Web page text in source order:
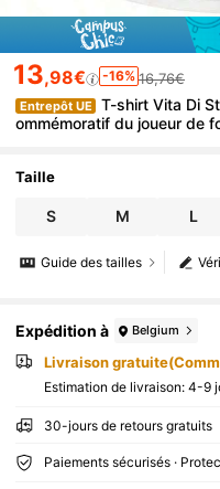
13,98€ -16% 16,76€
Entrepôt UE
T-shirt Vita Di
ommémoratif du joueur de
Taille
S M L
Guide des tailles
Expédition à Belgium
Livraison
Estimation de livraison: 4-9
30-jours de retours gratuits
Paiements sécurisés ·